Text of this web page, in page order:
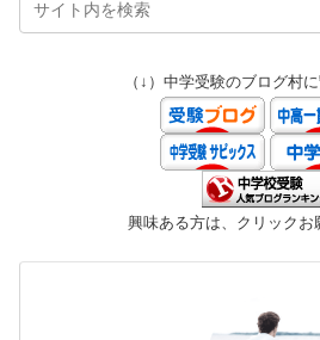
（↓）中学受験のブログ村に
興味ある方は、クリックお